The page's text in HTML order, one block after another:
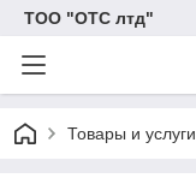
ТОО "ОТС лтд"
Товары и услуги